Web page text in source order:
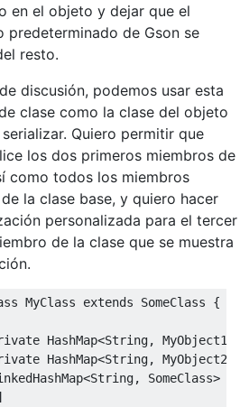
en el objeto y dejar que el
predeterminado de Gson se
resto.
discusión, podemos usar esta
clase como la clase del objeto
Quiero permitir que
los dos primeros miembros de
como todos los miembros
la clase base, y quiero hacer
personalizada para el tercer
de la clase que se muestra
MyClass extends SomeClass {
HashMap<String, MyObject1
HashMap<String, MyObject2
<String, SomeClass>